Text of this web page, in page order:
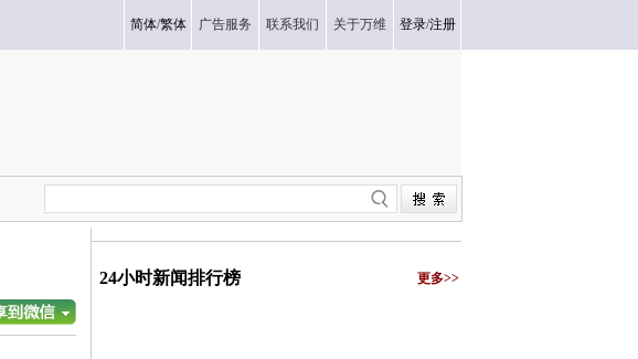
简体/繁体 广告服务 联系我们 关于万维 登录/注册
24小时新闻排行榜 更多>>